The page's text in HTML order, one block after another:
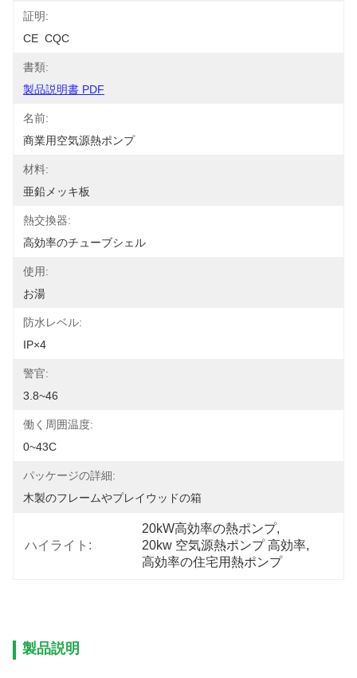
証明:
CE  CQC
書類:
製品説明書 PDF
名前:
商業用空気源熱ポンプ
材料:
亜鉛メッキ板
熱交換器:
高効率のチューブシェル
使用:
お湯
防水レベル:
IP×4
警官:
3.8~46
働く周囲温度:
0~43C
パッケージの詳細:
木製のフレームやプレイウッドの箱
ハイライト:
20kW高効率の熱ポンプ,
20kw 空気源熱ポンプ 高効率,
高効率の住宅用熱ポンプ
製品説明